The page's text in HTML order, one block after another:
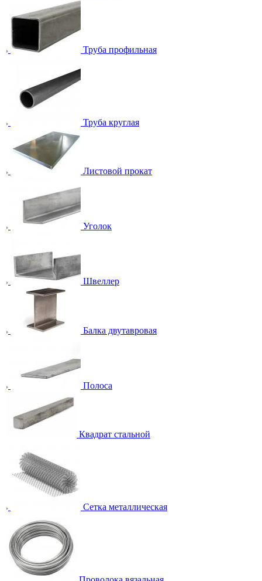
Труба профильная
Труба круглая
Листовой прокат
Уголок
Швеллер
Балка двутавровая
Полоса
Квадрат стальной
Сетка металлическая